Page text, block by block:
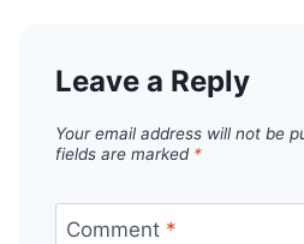
Leave a Reply
Your email address will not be
fields are marked *
Comment *